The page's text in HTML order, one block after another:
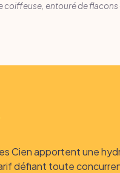
coiffeuse, entouré de
Cien apportent une
défiant toute